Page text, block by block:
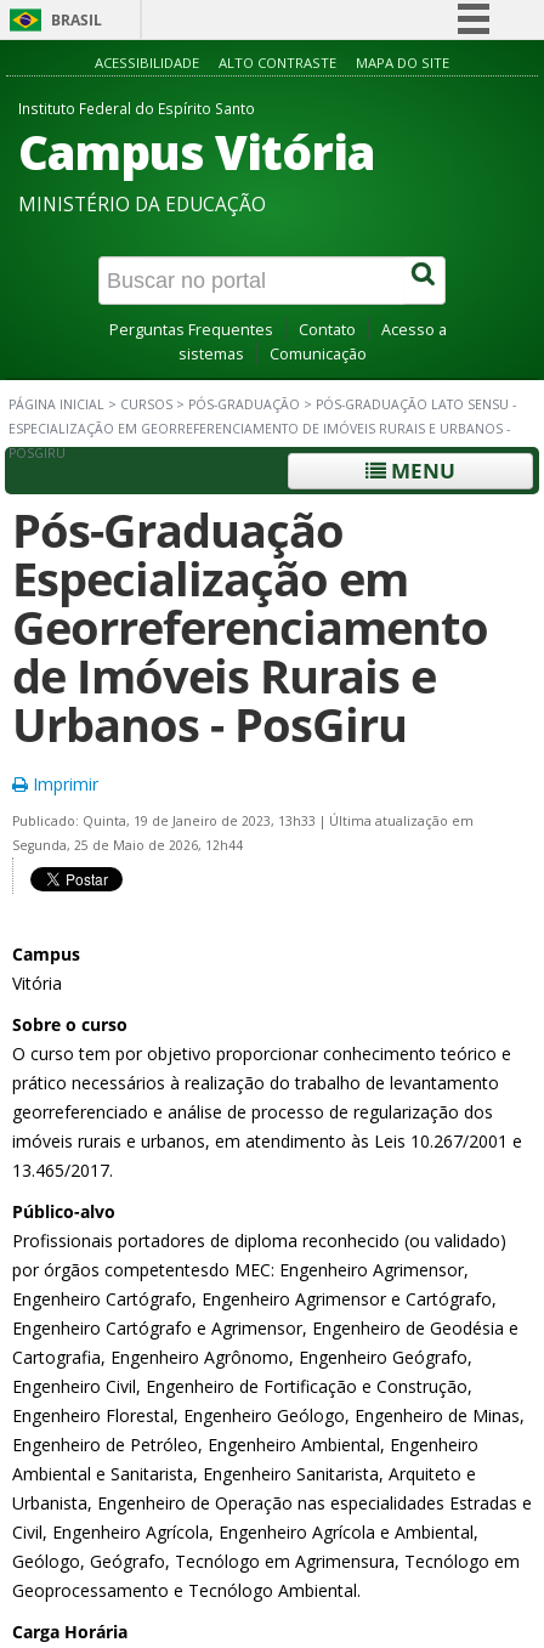
BRASIL
Simplifique!
Acesso à informação
Canais
ACESSIBILIDADE ALTO CONTRASTE MAPA DO SITE
Instituto Federal do Espírito Santo
Campus Vitória
MINISTÉRIO DA EDUCAÇÃO
Perguntas Frequentes Contato
Acesso a
sistemas
Comunicação
PÁGINA INICIAL > CURSOS > PÓS-GRADUAÇÃO > PÓS-GRADUAÇÃO LATO SENSU -
ESPECIALIZAÇÃO EM GEORREFERENCIAMENTO DE IMÓVEIS RURAIS E URBANOS -
POSGIRU
MENU
Pós-Graduação
Especialização em
Georreferenciamento
de Imóveis Rurais e
Urbanos - PosGiru
Imprimir
Publicado: Quinta, 19 de Janeiro de 2023, 13h33 | Última atualização em
Segunda, 25 de Maio de 2026, 12h44
Campus
Vitória
Sobre o curso
O curso tem por objetivo proporcionar conhecimento teórico e
prático necessários à realização do trabalho de levantamento
georreferenciado e análise de processo de regularização dos
imóveis rurais e urbanos, em atendimento às Leis 10.267/2001 e
13.465/2017.
Público-alvo
Profissionais portadores de diploma reconhecido (ou validado)
por órgãos competentesdo MEC: Engenheiro Agrimensor,
Engenheiro Cartógrafo, Engenheiro Agrimensor e Cartógrafo,
Engenheiro Cartógrafo e Agrimensor, Engenheiro de Geodésia e
Cartografia, Engenheiro Agrônomo, Engenheiro Geógrafo,
Engenheiro Civil, Engenheiro de Fortificação e Construção,
Engenheiro Florestal, Engenheiro Geólogo, Engenheiro de Minas,
Engenheiro de Petróleo, Engenheiro Ambiental, Engenheiro
Ambiental e Sanitarista, Engenheiro Sanitarista, Arquiteto e
Urbanista, Engenheiro de Operação nas especialidades Estradas e
Civil, Engenheiro Agrícola, Engenheiro Agrícola e Ambiental,
Geólogo, Geógrafo, Tecnólogo em Agrimensura, Tecnólogo em
Geoprocessamento e Tecnólogo Ambiental.
Carga Horária